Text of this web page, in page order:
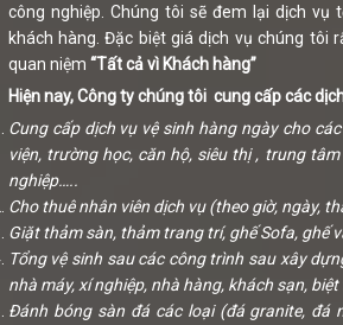
công nghiệp. Chúng tôi sẽ đem lại dịch vụ
khách hàng. Đặc biệt giá dịch vụ chúng tôi
quan niệm “Tất cả vì Khách hàng”
Hiện nay, Công ty chúng tôi cung cấp các
Cung cấp dịch vụ vệ sinh hàng ngày cho
viện, trường học, căn hộ, siêu thị , trung
nghiệp…..
Cho thuê nhân viên dịch vụ (theo giờ, ngày,
Giặt thảm sàn, thảm trang trí, ghế Sofa, ghế
Tổng vệ sinh sau các công trình sau xây
nhà máy, xí nghiệp, nhà hàng, khách sạn,
Đánh bóng sàn đá các loại (đá granite, đá